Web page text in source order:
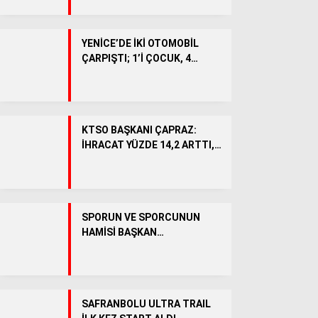
SPOR
WhatsApp İhbar Hattı
YENİCE’DE İKİ OTOMOBİL
ÇARPIŞTI; 1’İ ÇOCUK, 4
KTSO BAŞKANI ÇAPRAZ:
İHRACAT YÜZDE 14,2 ARTTI,
SPORUN VE SPORCUNUN
HAMİSİ BAŞKAN
SAFRANBOLU ULTRA TRAIL